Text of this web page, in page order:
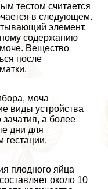
тестом считается
в следующем.
элемент,
содержанию
моче. Вещество
после
моча
виды устройства
а более
дни для
гестации.
плодного яйца
около 10